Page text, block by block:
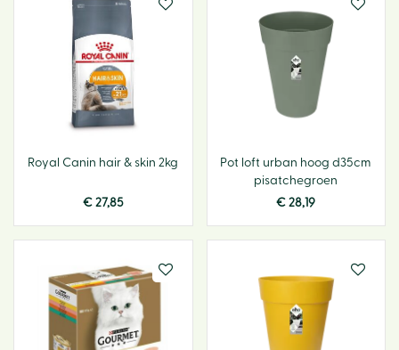
Royal Canin hair & skin 2kg
€ 27,85
Pot loft urban hoog d35cm
pisatchegroen
€ 28,19